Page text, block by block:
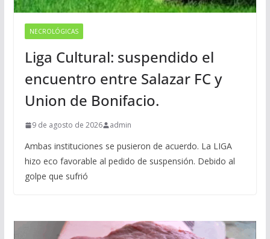
NECROLÓGICAS
Liga Cultural: suspendido el
encuentro entre Salazar FC y
Union de Bonifacio.
9 de agosto de 2026 admin
Ambas instituciones se pusieron de acuerdo. La LIGA
hizo eco favorable al pedido de suspensión. Debido al
golpe que sufrió